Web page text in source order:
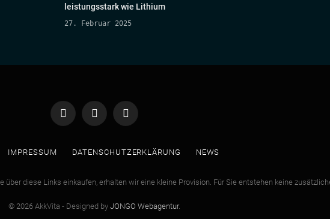
leistungsstark wie Lithium
27. Februar 2025
FacebookTwitter Instagram
IMPRESSUM DATENSCHUTZERKLÄRUNG NEWS
diese Links einkaufen, erhalten wir eine kleine Provision. Für Sie entstehen keine
© 2026 AkkVita - Designed by JONGO Webagentur.